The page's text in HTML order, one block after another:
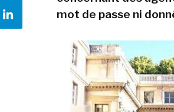
mot de passe ni